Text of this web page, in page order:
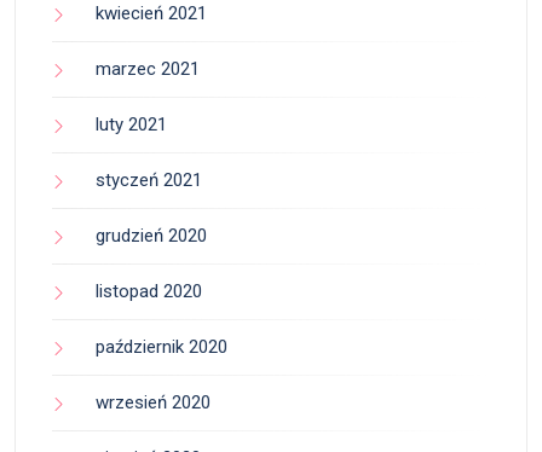
kwiecień 2021
marzec 2021
luty 2021
styczeń 2021
grudzień 2020
listopad 2020
październik 2020
wrzesień 2020